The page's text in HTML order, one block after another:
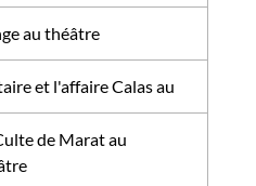
au théâtre
et l'affaire Calas au
de Marat au